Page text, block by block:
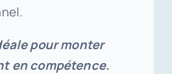
pour monter
en compétence.